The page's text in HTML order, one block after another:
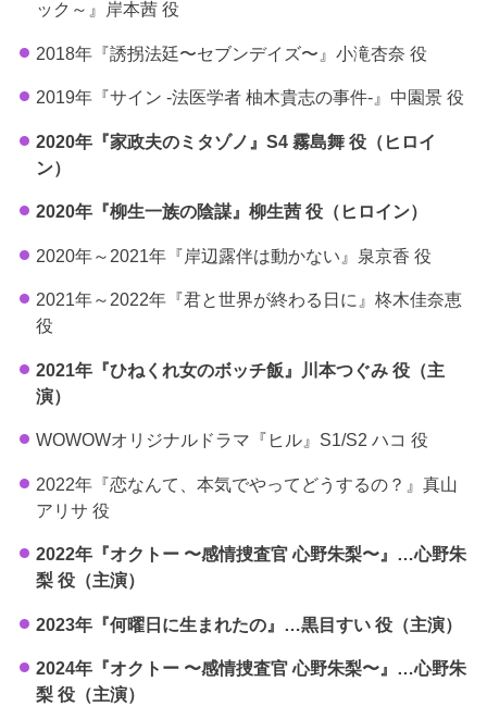
ック～』岸本茜 役
2018年『誘拐法廷〜セブンデイズ〜』小滝杏奈 役
2019年『サイン -法医学者 柚木貴志の事件-』中園景 役
2020年『家政夫のミタゾノ』S4 霧島舞 役（ヒロイ
ン）
2020年『柳生一族の陰謀』柳生茜 役（ヒロイン）
2020年～2021年『岸辺露伴は動かない』泉京香 役
2021年～2022年『君と世界が終わる日に』柊木佳奈恵
役
2021年『ひねくれ女のボッチ飯』川本つぐみ 役（主
演）
WOWOWオリジナルドラマ『ヒル』S1/S2 ハコ 役
2022年『恋なんて、本気でやってどうするの？』真山
アリサ 役
2022年『オクトー 〜感情捜査官 心野朱梨〜』…心野朱
梨 役（主演）
2023年『何曜日に生まれたの』…黒目すい 役（主演）
2024年『オクトー 〜感情捜査官 心野朱梨〜』…心野朱
梨 役（主演）